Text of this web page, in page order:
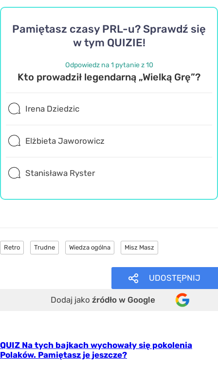
Pamiętasz czasy PRL-u? Sprawdź się
w tym QUIZIE!
Odpowiedz na 1 pytanie z 10
Kto prowadził legendarną „Wielką Grę”?
Irena Dziedzic
Elżbieta Jaworowicz
Stanisława Ryster
Retro Trudne Wiedza ogólna Misz Masz
UDOSTĘPNIJ
Dodaj jako źródło w Google
QUIZ Na tych bajkach wychowały się pokolenia
Polaków. Pamiętasz je jeszcze?